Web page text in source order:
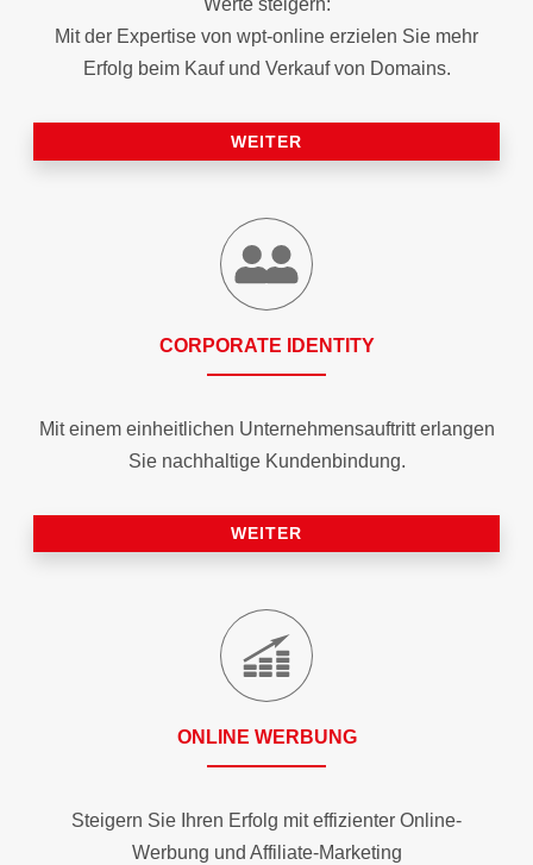
Werte steigern:
Mit der Expertise von wpt-online erzielen Sie mehr
Erfolg beim Kauf und Verkauf von Domains.
WEITER
CORPORATE IDENTITY
Mit einem einheitlichen Unternehmensauftritt erlangen
Sie nachhaltige Kundenbindung.
WEITER
ONLINE WERBUNG
Steigern Sie Ihren Erfolg mit effizienter Online-
Werbung und Affiliate-Marketing